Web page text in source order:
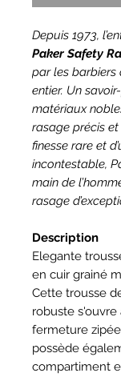
Depuis 1973,
Paker Safety
par les barbiers
entier. Un
matériaux
rasage précis et
finesse rare et
incontestable,
main de
rasage
Description
Elegante
en cuir grainé
Cette trousse
robuste s'ouvre
fermeture
possède
compartiment